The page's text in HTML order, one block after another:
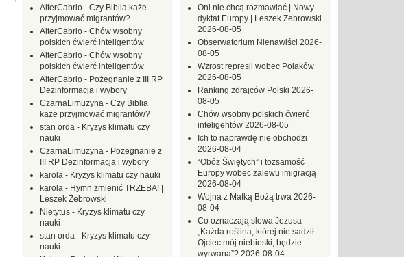
Oni nie chcą rozmawiać | Nowy
dyktat Europy | Leszek Żebrowski
2026-08-05
Obserwatorium Nienawiści 2026-
08-05
Wzrost represji wobec Polaków
2026-08-05
Ranking zdrajców Polski 2026-
08-05
Chów wsobny polskich ćwierć
inteligentów 2026-08-05
Ich to naprawdę nie obchodzi
2026-08-04
“Obóz Świętych” i tożsamość
Europy wobec zalewu imigracją
2026-08-04
Wojna z Matką Bożą trwa 2026-
08-04
Co oznaczają słowa Jezusa
„Każda roślina, której nie sadził
Ojciec mój niebieski, będzie
wyrwana”? 2026-08-04
AlterCabrio - Czy Biblia każe
przyjmować migrantów?
AlterCabrio - Chów wsobny
polskich ćwierć inteligentów
AlterCabrio - Chów wsobny
polskich ćwierć inteligentów
AlterCabrio - Pożegnanie z III RP
Dezinformacja i wybory
CzarnaLimuzyna - Czy Biblia
każe przyjmować migrantów?
stan orda - Kryzys klimatu czy
nauki
CzarnaLimuzyna - Pożegnanie z
III RP Dezinformacja i wybory
karola - Kryzys klimatu czy nauki
karola - Hymn zmienić TRZEBA! |
Leszek Żebrowski
Nietytus - Kryzys klimatu czy
nauki
stan orda - Kryzys klimatu czy
nauki